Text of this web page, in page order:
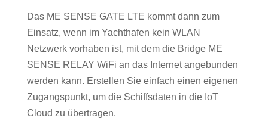
Das ME SENSE GATE LTE kommt dann zum
Einsatz, wenn im Yachthafen kein WLAN
Netzwerk vorhaben ist, mit dem die Bridge ME
SENSE RELAY WiFi an das Internet angebunden
werden kann. Erstellen Sie einfach einen eigenen
Zugangspunkt, um die Schiffsdaten in die IoT
Cloud zu übertragen.